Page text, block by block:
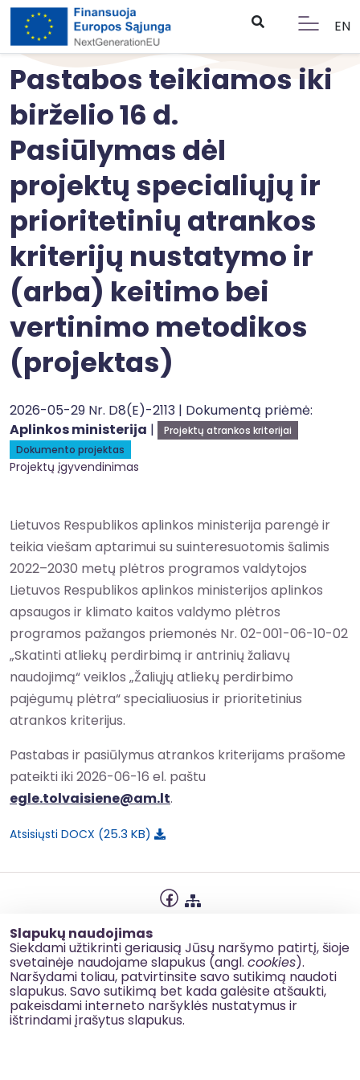
Slapukų naudojimas
Siekdami užtikrinti geriausią Jūsų naršymo patirtį, šioje
svetainėje naudojame slapukus (angl. cookies).
Naršydami toliau, patvirtinsite savo sutikimą naudoti
slapukus. Savo sutikimą bet kada galėsite atšaukti,
pakeisdami interneto naršyklės nustatymus ir
ištrindami įrašytus slapukus.
EN
Pastabos teikiamos iki
birželio 16 d.
Pasiūlymas dėl
projektų specialiųjų ir
prioritetinių atrankos
kriterijų nustatymo ir
(arba) keitimo bei
vertinimo metodikos
(projektas)
2026-05-29 Nr. D8(E)-2113 | Dokumentą priėmė:
Aplinkos ministerija |
Projektų atrankos kriterijai
Dokumento projektas
Projektų įgyvendinimas
Lietuvos Respublikos aplinkos ministerija parengė ir
teikia viešam aptarimui su suinteresuotomis šalimis
2022–2030 metų plėtros programos valdytojos
Lietuvos Respublikos aplinkos ministerijos aplinkos
apsaugos ir klimato kaitos valdymo plėtros
programos pažangos priemonės Nr. 02-001-06-10-02
„Skatinti atliekų perdirbimą ir antrinių žaliavų
naudojimą“ veiklos „Žaliųjų atliekų perdirbimo
pajėgumų plėtra“ specialiuosius ir prioritetinius
atrankos kriterijus.
Pastabas ir pasiūlymus atrankos kriterijams prašome
pateikti iki 2026-06-16 el. paštu
egle.tolvaisiene@am.lt.
Atsisiųsti DOCX 25.3 KB
Slapukų naudojimas
Korupcijos prevencija
Kontaktai